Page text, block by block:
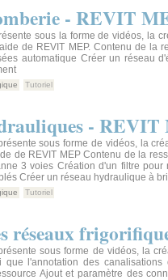
- REVIT
sous la forme de vidéos, la
de REVIT MEP. Contenu de la
automatique Créer un réseau
Tutoriel
- REVIT
sous forme de vidéos, la
de REVIT MEP Contenu de la
3 voies Création d'un filtre pour
Créer un réseau hydraulique à
Tutoriel
réseaux
sous forme de vidéos, la
que l'annotation des canalisations
Ajout et paramètre des